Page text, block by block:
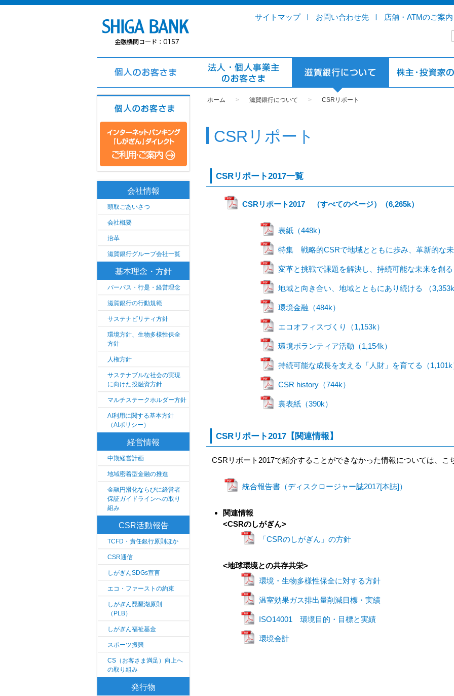
サイトマップ お問い合わせ先 店舗・ATMのご案内
会社情報
頭取ごあいさつ
会社概要
沿革
滋賀銀行グループ会社一覧
基本理念・方針
パーパス・行是・経営理念
滋賀銀行の行動規範
サステナビリティ方針
環境方針、生物多様性保全
方針
人権方針
サステナブルな社会の実現
に向けた投融資方針
マルチステークホルダー方針
AI利用に関する基本方針
（AIポリシー）
経営情報
中期経営計画
地域密着型金融の推進
金融円滑化ならびに経営者
保証ガイドラインへの取り
組み
CSR活動報告
TCFD・責任銀行原則ほか
CSR通信
しがぎんSDGs宣言
エコ・ファーストの約束
しがぎん琵琶湖原則
（PLB）
しがぎん福祉基金
スポーツ振興
CS（お客さま満足）向上へ
の取り組み
発行物
ホーム > 滋賀銀行について > CSRリポート
CSRリポート
CSRリポート2017一覧
CSRリポート2017 （すべてのページ）（6,265k）
表紙（448k）
特集 戦略的CSRで地域とともに歩み、革新的な未
変革と挑戦で課題を解決し、持続可能な未来を創る
地域と向き合い、地域とともにあり続ける （3,353k
環境金融（484k）
エコオフィスづくり（1,153k）
環境ボランティア活動（1,154k）
持続可能な成長を支える「人財」を育てる（1,101k
CSR history（744k）
裏表紙（390k）
CSRリポート2017【関連情報】
CSRリポート2017で紹介することができなかった情報については、こ
統合報告書（ディスクロージャー誌2017[本誌]）
関連情報
<CSRのしがぎん>
「CSRのしがぎん」の方針
<地球環境との共存共栄>
環境・生物多様性保全に対する方針
温室効果ガス排出量削減目標・実績
ISO14001 環境目的・目標と実績
環境会計